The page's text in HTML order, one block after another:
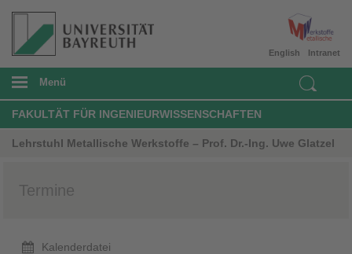
Intranet
English
Menü
FAKULTÄT FÜR INGENIEURWISSENSCHAFTEN
Lehrstuhl Metallische Werkstoffe – Prof. Dr.-Ing. Uwe Glatzel
Termine
Kalenderdatei